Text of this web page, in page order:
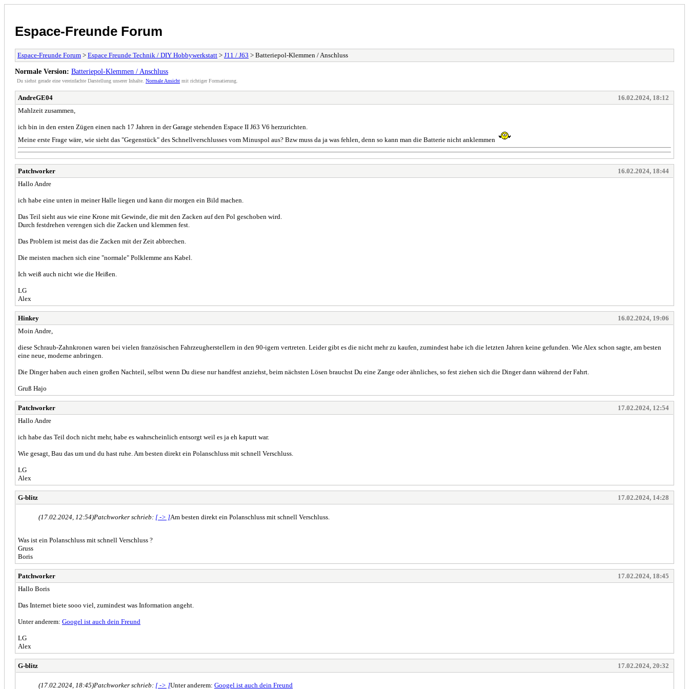
Espace-Freunde Forum
Espace-Freunde Forum > Espace Freunde Technik / DIY Hobbywerkstatt > J11 / J63 > Batteriepol-Klemmen / Anschluss
Normale Version: Batteriepol-Klemmen / Anschluss
Du siehst gerade eine vereinfachte Darstellung unserer Inhalte. Normale Ansicht mit richtiger Formatierung.
AndreGE04
16.02.2024, 18:12
Mahlzeit zusammen,
ich bin in den ersten Zügen einen nach 17 Jahren in der Garage stehenden Espace II J63 V6 herzurichten.
Meine erste Frage wäre, wie sieht das "Gegenstück" des Schnellverschlusses vom Minuspol aus? Bzw muss da ja was fehlen, denn so kann man die Batterie nicht anklemmen
Patchworker
16.02.2024, 18:44
Hallo Andre
ich habe eine unten in meiner Halle liegen und kann dir morgen ein Bild machen.
Das Teil sieht aus wie eine Krone mit Gewinde, die mit den Zacken auf den Pol geschoben wird.
Durch festdrehen verengen sich die Zacken und klemmen fest.
Das Problem ist meist das die Zacken mit der Zeit abbrechen.
Die meisten machen sich eine "normale" Polklemme ans Kabel.
Ich weiß auch nicht wie die Heißen.
LG
Alex
Hinkey
16.02.2024, 19:06
Moin Andre,
diese Schraub-Zahnkronen waren bei vielen französischen Fahrzeugherstellern in den 90-igern vertreten. Leider gibt es die nicht mehr zu kaufen, zumindest habe ich die letzten Jahren keine gefunden. Wie Alex schon sagte, am besten
eine neue, moderne anbringen.
Die Dinger haben auch einen großen Nachteil, selbst wenn Du diese nur handfest anziehst, beim nächsten Lösen brauchst Du eine Zange oder ähnliches, so fest ziehen sich die Dinger dann während der Fahrt.
Gruß Hajo
Patchworker
17.02.2024, 12:54
Hallo Andre
ich habe das Teil doch nicht mehr, habe es wahrscheinlich entsorgt weil es ja eh kaputt war.
Wie gesagt, Bau das um und du hast ruhe. Am besten direkt ein Polanschluss mit schnell Verschluss.
LG
Alex
G-blitz 17.02.2024, 14:28
(17.02.2024, 12:54)Patchworker schrieb: [ -> ]Am besten direkt ein Polanschluss mit schnell Verschluss.
Was ist ein Polanschluss mit schnell Verschluss ?
Gruss
Boris
Patchworker
17.02.2024, 18:45
Hallo Boris
Das Internet biete sooo viel, zumindest was Information angeht.
Unter anderem: Googel ist auch dein Freund
LG
Alex
G-blitz 17.02.2024, 20:32
(17.02.2024, 18:45)Patchworker schrieb: [ -> ]Unter anderem: Googel ist auch dein Freund